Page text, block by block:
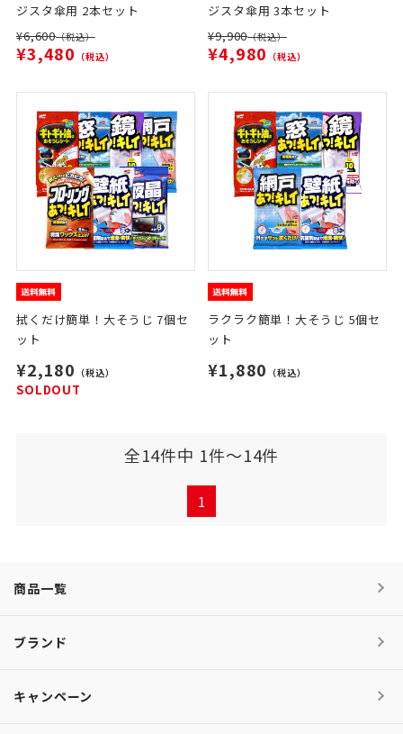
ジスタ傘用 2本セット
¥6,600（税込）
¥3,480 （税込）
ジスタ傘用 3本セット
¥9,900（税込）
¥4,980 （税込）
拭くだけ簡単！大そうじ 7個セ
ット
¥2,180 （税込）
SOLDOUT
ラクラク簡単！大そうじ 5個セ
ット
¥1,880 （税込）
全14件中 1件～14件
1
商品一覧
ブランド
キャンペーン